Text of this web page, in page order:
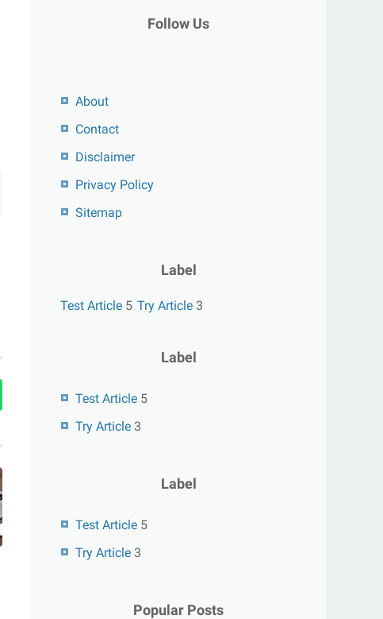
Follow Us
About
Contact
Disclaimer
Privacy Policy
Sitemap
Label
Test Article 5 Try Article 3
Label
Test Article 5
Try Article 3
Label
Test Article 5
Try Article 3
Popular Posts